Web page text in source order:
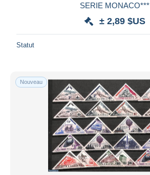
SERIE MONACO***
± 2,89 $US
Statut
Nouveau